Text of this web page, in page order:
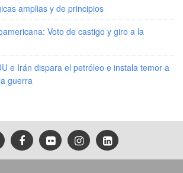
amplias y de principios
Voto de castigo y giro a la
e Irán dispara el petróleo e instala temor a
guerra